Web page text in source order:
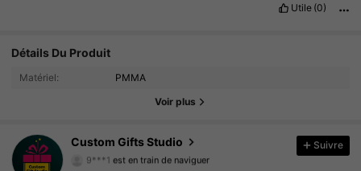
Utile (0)
Détails Du Produit
Matériel: PMMA
Voir plus
Custom Gifts Studio
4.76
9***1 est en train de naviguer
Suivre